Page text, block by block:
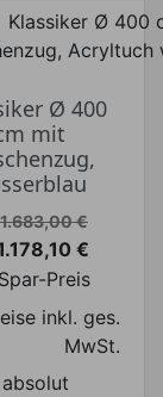
Ø 400
mit
1.683,00 €
Preis
€
Preis
inkl. ges.
MwSt.
absolut